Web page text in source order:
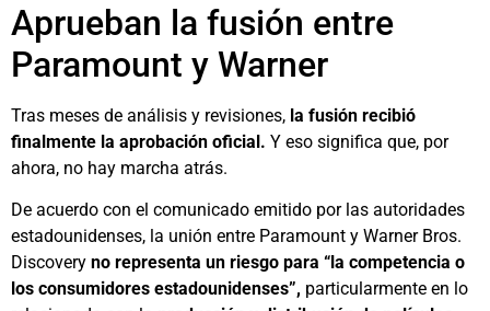
Aprueban la fusión entre
Paramount y Warner
Tras meses de análisis y revisiones, la fusión recibió
finalmente la aprobación oficial. Y eso significa que, por
ahora, no hay marcha atrás.
De acuerdo con el comunicado emitido por las autoridades
estadounidenses, la unión entre Paramount y Warner Bros.
Discovery no representa un riesgo para “la competencia o
los consumidores estadounidenses”, particularmente en lo